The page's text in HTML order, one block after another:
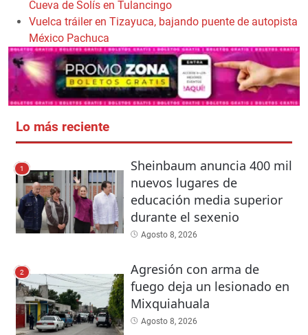
Cueva de Solís en Tulancingo
Vuelca tráiler en Tizayuca, bajando puente de autopista
México Pachuca
Lo más reciente
1
Sheinbaum anuncia 400 mil
nuevos lugares de
educación media superior
durante el sexenio
Agosto 8, 2026
2
Agresión con arma de
fuego deja un lesionado en
Mixquiahuala
Agosto 8, 2026